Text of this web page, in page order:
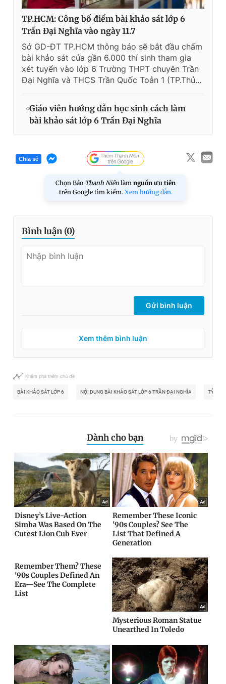
TP.HCM: Công bố điểm bài khảo sát lớp 6
Trần Đại Nghĩa vào ngày 11.7
Sở GD-ĐT TP.HCM thông báo sẽ bắt đầu chấm
bài khảo sát của gần 6.000 thí sinh tham gia
xét tuyển vào lớp 6 Trường THPT chuyên Trần
Đại Nghĩa và THCS Trần Quốc Toản 1 (TP.Thủ...
Giáo viên hướng dẫn học sinh cách làm
bài khảo sát lớp 6 Trần Đại Nghĩa
Chia sẻ
Chọn Báo Thanh Niên làm nguồn ưu tiên
trên Google tìm kiếm. Xem hướng dẫn.
Bình luận (0)
Gửi bình luận
Xem thêm bình luận
Khám phá thêm chủ đề
BÀI KHẢO SÁT LỚP 6 NỘI DUNG BÀI KHẢO SÁT LỚP 6 TRẦN ĐẠI NGHĨA TỶ LỆ